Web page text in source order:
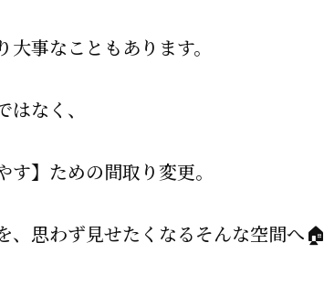
事なこともあります。
はなく、
す】ための間取り変更。
、思わず見せたくなるそんな空間へ🏠